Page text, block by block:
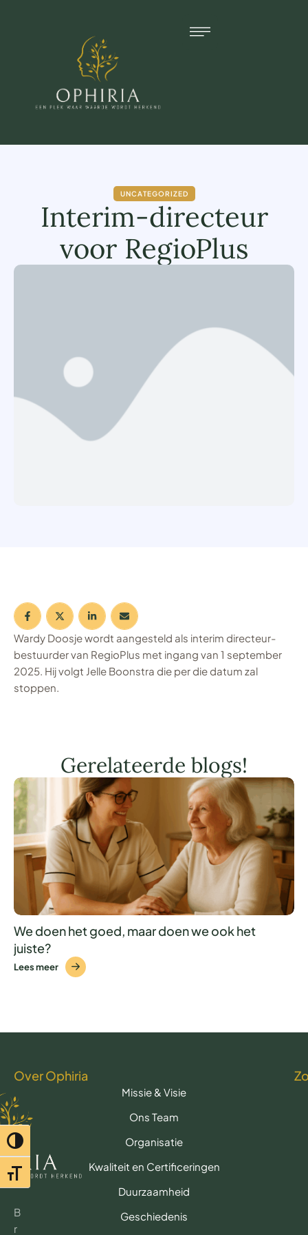
Toggle hoog contrast
Toggle lettertypegrootte
UNCATEGORIZED
Interim-directeur
voor RegioPlus
Wardy Doosje wordt aangesteld als interim directeur-
bestuurder van RegioPlus met ingang van 1 september
2025. Hij volgt Jelle Boonstra die per die datum zal
stoppen.
Gerelateerde blogs!
We doen het goed, maar doen we ook het
juiste?
Lees meer
B
r
Over Ophiria
Missie & Visie
Ons Team
Organisatie
Kwaliteit en Certificeringen
Duurzaamheid
Geschiedenis